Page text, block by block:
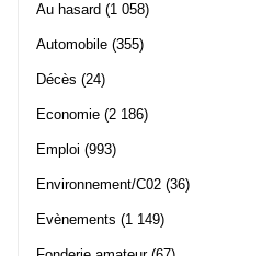
Au hasard (1 058)
Automobile (355)
Décès (24)
Economie (2 186)
Emploi (993)
Environnement/C02 (36)
Evènements (1 149)